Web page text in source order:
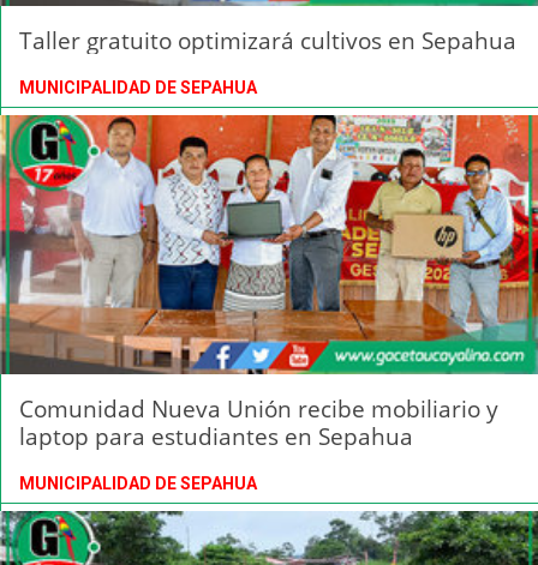
Taller gratuito optimizará cultivos en Sepahua
MUNICIPALIDAD DE SEPAHUA
Comunidad Nueva Unión recibe mobiliario y
laptop para estudiantes en Sepahua
MUNICIPALIDAD DE SEPAHUA